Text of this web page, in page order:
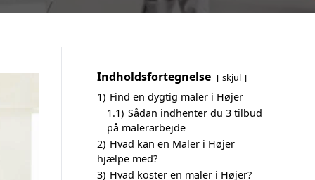
Indholdsfortegnelse skjul
1) Find en dygtig maler i Højer
1.1) Sådan indhenter du 3 tilbud
på malerarbejde
2) Hvad kan en Maler i Højer
hjælpe med?
3) Hvad koster en maler i Højer?